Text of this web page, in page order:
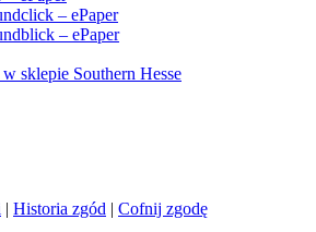
– ePaper
– ePaper
sklepie Southern Hesse
| Historia zgód | Cofnij zgodę